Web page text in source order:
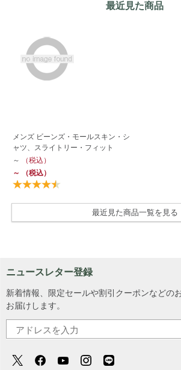
最近見た商品
メンズ ビーンズ・モールスキン・シ
ャツ、スライトリー・フィット
～
（税込）
～
（税込）
最近見た商品一覧を見る
ニュースレター登録
新着情報、限定セールや割引クーポンなどの
お届けします。